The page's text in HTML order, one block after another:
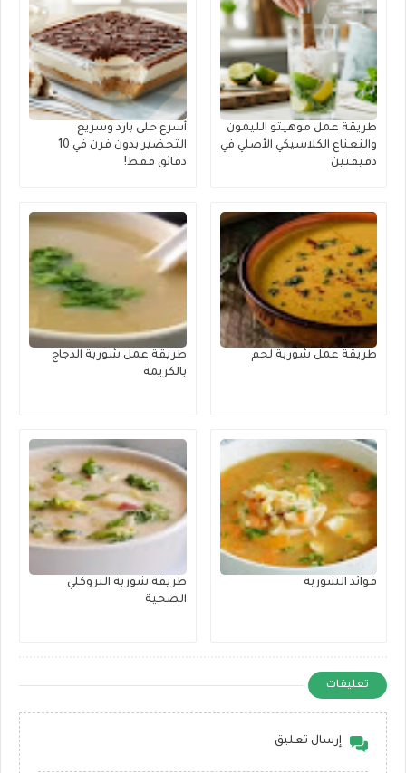
طريقة عمل موهيتو الليمون
والنعناع الكلاسيكي الأصلي في
دقيقتين
أسرع حلى بارد وسريع
التحضير بدون فرن في 10
دقائق فقط!
طريقة عمل شوربة لحم
طريقة عمل شوربة الدجاج
بالكريمة
فوائد الشوربة
طريقة شوربة البروكلي
الصحية
تعليقات
إرسال تعليق